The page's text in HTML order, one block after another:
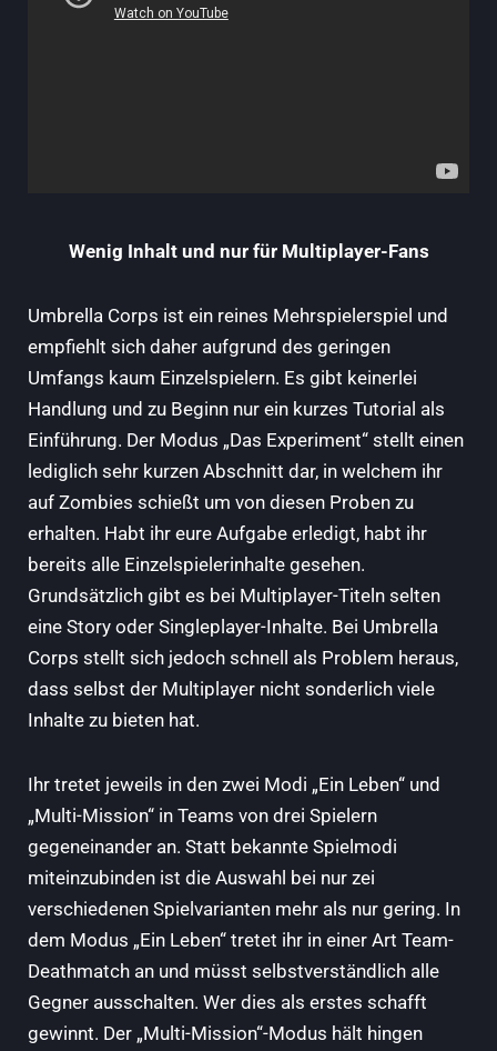
Wenig Inhalt und nur für Multiplayer-Fans
Umbrella Corps ist ein reines Mehrspielerspiel und
empfiehlt sich daher aufgrund des geringen
Umfangs kaum Einzelspielern. Es gibt keinerlei
Handlung und zu Beginn nur ein kurzes Tutorial als
Einführung. Der Modus „Das Experiment“ stellt einen
lediglich sehr kurzen Abschnitt dar, in welchem ihr
auf Zombies schießt um von diesen Proben zu
erhalten. Habt ihr eure Aufgabe erledigt, habt ihr
bereits alle Einzelspielerinhalte gesehen.
Grundsätzlich gibt es bei Multiplayer-Titeln selten
eine Story oder Singleplayer-Inhalte. Bei Umbrella
Corps stellt sich jedoch schnell als Problem heraus,
dass selbst der Multiplayer nicht sonderlich viele
Inhalte zu bieten hat.
Ihr tretet jeweils in den zwei Modi „Ein Leben“ und
„Multi-Mission“ in Teams von drei Spielern
gegeneinander an. Statt bekannte Spielmodi
miteinzubinden ist die Auswahl bei nur zei
verschiedenen Spielvarianten mehr als nur gering. In
dem Modus „Ein Leben“ tretet ihr in einer Art Team-
Deathmatch an und müsst selbstverständlich alle
Gegner ausschalten. Wer dies als erstes schafft
gewinnt. Der „Multi-Mission“-Modus hält hingen